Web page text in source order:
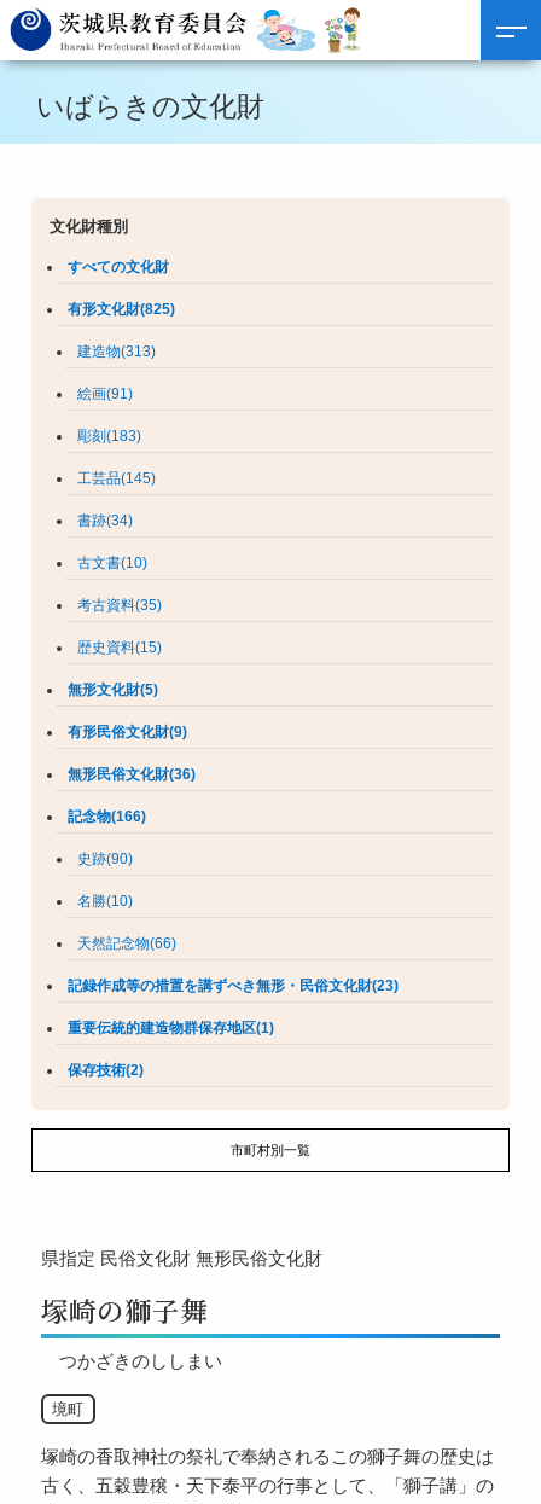
いばらきの文化財
文化財種別
すべての文化財
有形文化財(825)
建造物(313)
絵画(91)
彫刻(183)
工芸品(145)
書跡(34)
古文書(10)
考古資料(35)
歴史資料(15)
無形文化財(5)
有形民俗文化財(9)
無形民俗文化財(36)
記念物(166)
史跡(90)
名勝(10)
天然記念物(66)
記録作成等の措置を講ずべき無形・民俗文化財(23)
重要伝統的建造物群保存地区(1)
保存技術(2)
市町村別一覧
県指定 民俗文化財 無形民俗文化財
塚崎の獅子舞
つかざきのししまい
境町
塚崎の香取神社の祭礼で奉納されるこの獅子舞の歴史は
古く、五穀豊穣・天下泰平の行事として、「獅子講」の